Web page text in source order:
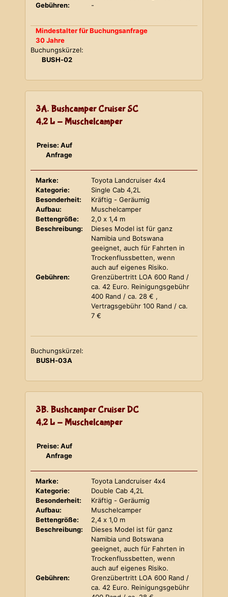
Gebühren:
-
Mindestalter für Buchungsanfrage
30 Jahre
Buchungskürzel:
BUSH-02
3A. Bushcamper Cruiser SC
4,2 L - Muschelcamper
Preise: Auf
Anfrage
Marke:
Toyota Landcruiser 4x4
Kategorie:
Single Cab 4,2L
Besonderheit:
Kräftig - Geräumig
Aufbau:
Muschelcamper
Bettengröße:
2,0 x 1,4 m
Beschreibung:
Dieses Model ist für ganz
Namibia und Botswana
geeignet, auch für Fahrten in
Trockenflussbetten, wenn
auch auf eigenes Risiko.
Gebühren:
Grenzübertritt LOA 600 Rand /
ca. 42 Euro. Reinigungsgebühr
400 Rand / ca. 28 € ,
Vertragsgebühr 100 Rand / ca.
7 €
Buchungskürzel:
BUSH-03A
3B. Bushcamper Cruiser DC
4,2 L - Muschelcamper
Preise: Auf
Anfrage
Marke:
Toyota Landcruiser 4x4
Kategorie:
Double Cab 4,2L
Besonderheit:
Kräftig - Geräumig
Aufbau:
Muschelcamper
Bettengröße:
2,4 x 1,0 m
Beschreibung:
Dieses Model ist für ganz
Namibia und Botswana
geeignet, auch für Fahrten in
Trockenflussbetten, wenn
auch auf eigenes Risiko.
Gebühren:
Grenzübertritt LOA 600 Rand /
ca. 42 Euro. Reinigungsgebühr